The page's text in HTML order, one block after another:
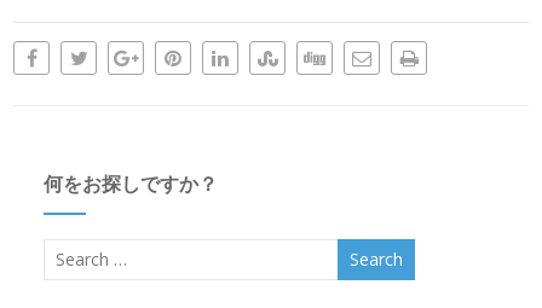
何をお探しですか？